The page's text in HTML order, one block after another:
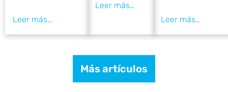
Más artículos